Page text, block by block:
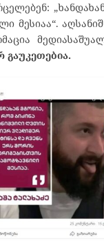
მესიაა“.
გაუკეთებია.